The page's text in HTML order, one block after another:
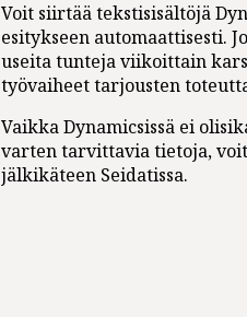
Voit siirtää tekstisisältöjä
esitykseen automaattisesti.
useita tunteja viikoittain
työvaiheet tarjousten
Vaikka Dynamicsissä ei
varten tarvittavia tietoja,
jälkikäteen Seidatissa.